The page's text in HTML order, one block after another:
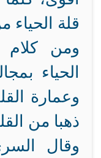
قلة
ومن كلام
الحياء
وعمارة
ذهبا من
وقال